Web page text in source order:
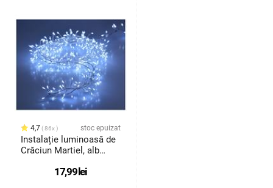
4,7 86x stoc epuizat
Instalație luminoasă de
Crăciun Martiel, alb
17,99lei